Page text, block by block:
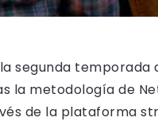
segunda temporada
la metodología de
de la plataforma